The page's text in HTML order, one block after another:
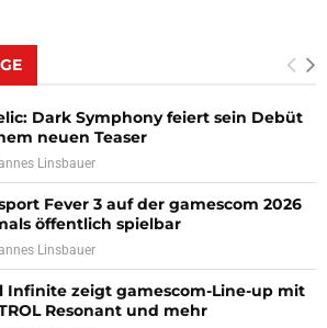
Dark Symphony feiert sein Debüt
neuen Teaser
Linsbauer
Fever 3 auf der gamescom 2026
öffentlich spielbar
Linsbauer
Infinite zeigt gamescom-Line-up mit
Resonant und mehr